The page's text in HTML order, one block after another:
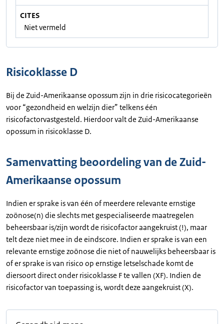
CITES
Niet vermeld
Risicoklasse D
Bij de Zuid-Amerikaanse opossum zijn in drie risicocategorieën
voor “gezondheid en welzijn dier” telkens één
risicofactorvastgesteld. Hierdoor valt de Zuid-Amerikaanse
opossum in risicoklasse D.
Samenvatting beoordeling van de Zuid-
Amerikaanse opossum
Indien er sprake is van één of meerdere relevante ernstige
zoönose(n) die slechts met gespecialiseerde maatregelen
beheersbaar is/zijn wordt de risicofactor aangekruist (!), maar
telt deze niet mee in de eindscore. Indien er sprake is van een
relevante ernstige zoönose die niet of nauwelijks beheersbaar is
of er sprake is van risico op ernstige letselschade komt de
diersoort direct onder risicoklasse F te vallen (XF). Indien de
risicofactor van toepassing is, wordt deze aangekruist (X).